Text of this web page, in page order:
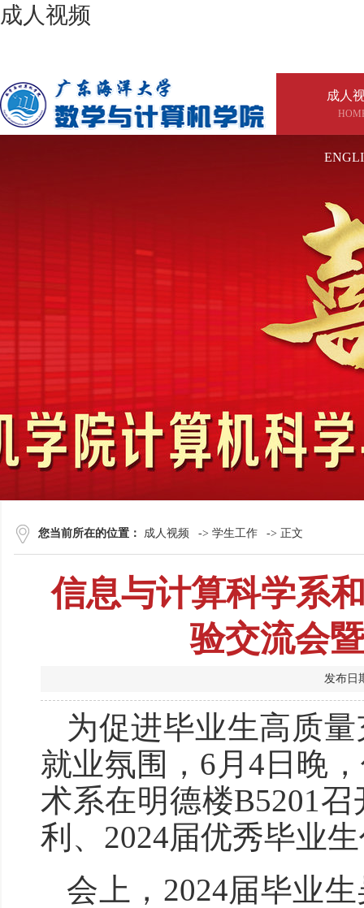
成人视频
成人
您当前所在的位置： 成人视频 -> 学生工作 -> 正文
信息与计算科学系
验交流会
发布
为促进毕业生高质
就业氛围，6月4日晚
术系在明德楼B5201
利、2024届优秀毕业
会上，2024届毕业